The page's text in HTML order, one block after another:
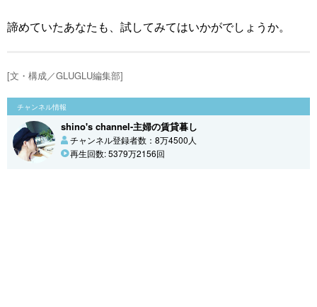
諦めていたあなたも、試してみてはいかがでしょうか。
[文・構成／GLUGLU編集部]
チャンネル情報
shino's channel-主婦の賃貸暮し
チャンネル登録者数：8万4500人
再生回数: 5379万2156回